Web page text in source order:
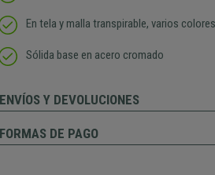
En tela y malla transpirable, varios colores
Sólida base en acero cromado
ENVÍOS Y DEVOLUCIONES
FORMAS DE PAGO